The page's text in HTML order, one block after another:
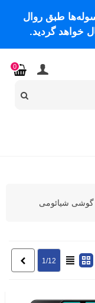
طبق روال
خواهد گردید.
0
گوشی شیائومی
1/12